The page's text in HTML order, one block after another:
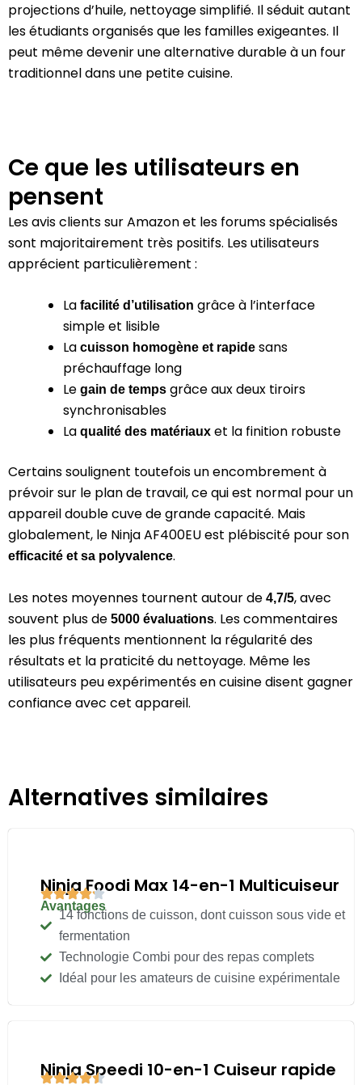
projections d’huile, nettoyage simplifié. Il séduit autant
les étudiants organisés que les familles exigeantes. Il
peut même devenir une alternative durable à un four
traditionnel dans une petite cuisine.
Ce que les utilisateurs en
pensent
Les avis clients sur Amazon et les forums spécialisés
sont majoritairement très positifs. Les utilisateurs
apprécient particulièrement :
La facilité d’utilisation grâce à l’interface
simple et lisible
La cuisson homogène et rapide sans
préchauffage long
Le gain de temps grâce aux deux tiroirs
synchronisables
La qualité des matériaux et la finition robuste
Certains soulignent toutefois un encombrement à
prévoir sur le plan de travail, ce qui est normal pour un
appareil double cuve de grande capacité. Mais
globalement, le Ninja AF400EU est plébiscité pour son
efficacité et sa polyvalence.
Les notes moyennes tournent autour de 4,7/5, avec
souvent plus de 5000 évaluations. Les commentaires
les plus fréquents mentionnent la régularité des
résultats et la praticité du nettoyage. Même les
utilisateurs peu expérimentés en cuisine disent gagner
confiance avec cet appareil.
Alternatives similaires
Ninja Foodi Max 14-en-1 Multicuiseur
Avantages
14 fonctions de cuisson, dont cuisson sous vide et
fermentation
Technologie Combi pour des repas complets
Idéal pour les amateurs de cuisine expérimentale
Ninja Speedi 10-en-1 Cuiseur rapide